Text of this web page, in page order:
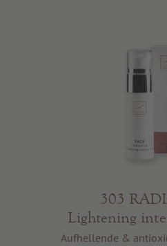
303
Lightening
Aufhellende &